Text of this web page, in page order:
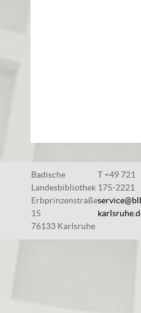
Badische
Landesbibliothek
Erbprinzenstraße
15
76133 Karlsruhe
T +49 721
175-2221